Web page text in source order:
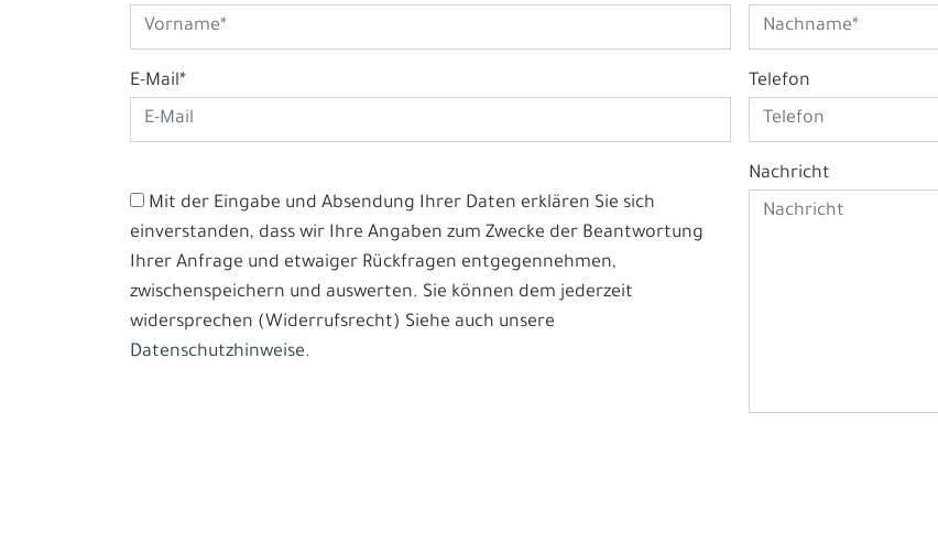
E-Mail* Telefon
Mit der Eingabe und Absendung Ihrer Daten erklären Sie sich
einverstanden, dass wir Ihre Angaben zum Zwecke der Beantwortung
Ihrer Anfrage und etwaiger Rückfragen entgegennehmen,
zwischenspeichern und auswerten. Sie können dem jederzeit
widersprechen (Widerrufsrecht) Siehe auch unsere
Datenschutzhinweise.
Nachricht